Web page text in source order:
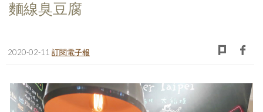
旅遊集
書房集
麵線臭豆腐
2020-02-11 訂閱電子報